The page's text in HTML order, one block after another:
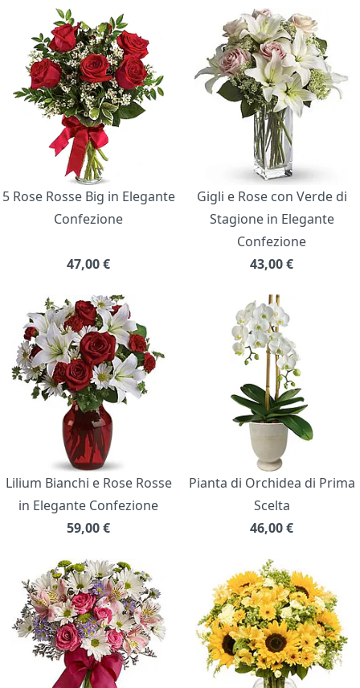
5 Rose Rosse Big in Elegante
Confezione
47,00€
Gigli e Rose con Verde di
Stagione in Elegante
Confezione
43,00€
Lilium Bianchi e Rose Rosse
in Elegante Confezione
59,00€
Pianta di Orchidea di Prima
Scelta
46,00€